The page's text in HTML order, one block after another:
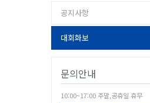
공지사항
대회화보
문의안내
10:00~17:00 주말,공휴일 휴무